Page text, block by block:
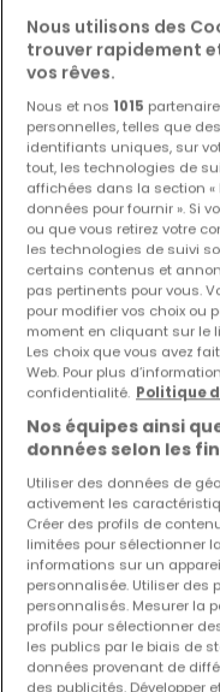
Bureaux en
Bureaux à louer à
Modifiez vos
Type de
Bureaux à louer
Autres
Bureaux à Boulaide
Immobilier à
Agences
Nous utilisons des
trouver rapidement
vos rêves.
Nous et nos 1015
personnelles, telles que
identifiants uniques, sur
tout, les technologies de
affichées dans la section
données pour fournir ». Si
ou que vous retirez votre
les technologies de suivi
certains contenus et
pas pertinents pour vous.
pour modifier vos choix ou
moment en cliquant sur le
Les choix que vous avez
Web. Pour plus
confidentialité. Politique
Nos équipes ainsi
données selon les
Utiliser des données de
activement les
Créer des profils de
limitées pour sélectionner
informations sur un
personnalisée. Utiliser des
personnalisés. Mesurer la
profils pour sélectionner
les publics par le biais de
données provenant de
des publicités. Développer